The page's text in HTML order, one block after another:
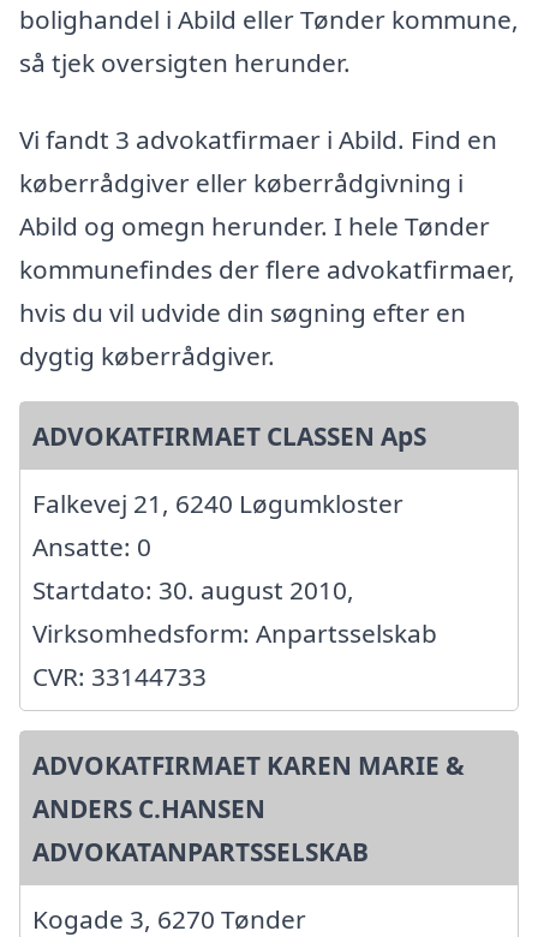
bolighandel i Abild eller Tønder kommune,
så tjek oversigten herunder.
Vi fandt 3 advokatfirmaer i Abild. Find en
køberrådgiver eller køberrådgivning i
Abild og omegn herunder. I hele Tønder
kommunefindes der flere advokatfirmaer,
hvis du vil udvide din søgning efter en
dygtig køberrådgiver.
ADVOKATFIRMAET CLASSEN ApS
Falkevej 21, 6240 Løgumkloster
Ansatte: 0
Startdato: 30. august 2010,
Virksomhedsform: Anpartsselskab
CVR: 33144733
ADVOKATFIRMAET KAREN MARIE &
ANDERS C.HANSEN
ADVOKATANPARTSSELSKAB
Kogade 3, 6270 Tønder